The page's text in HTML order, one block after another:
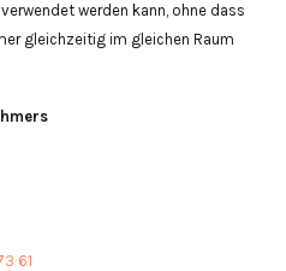
werden kann, ohne dass
gleichzeitig im gleichen Raum
61